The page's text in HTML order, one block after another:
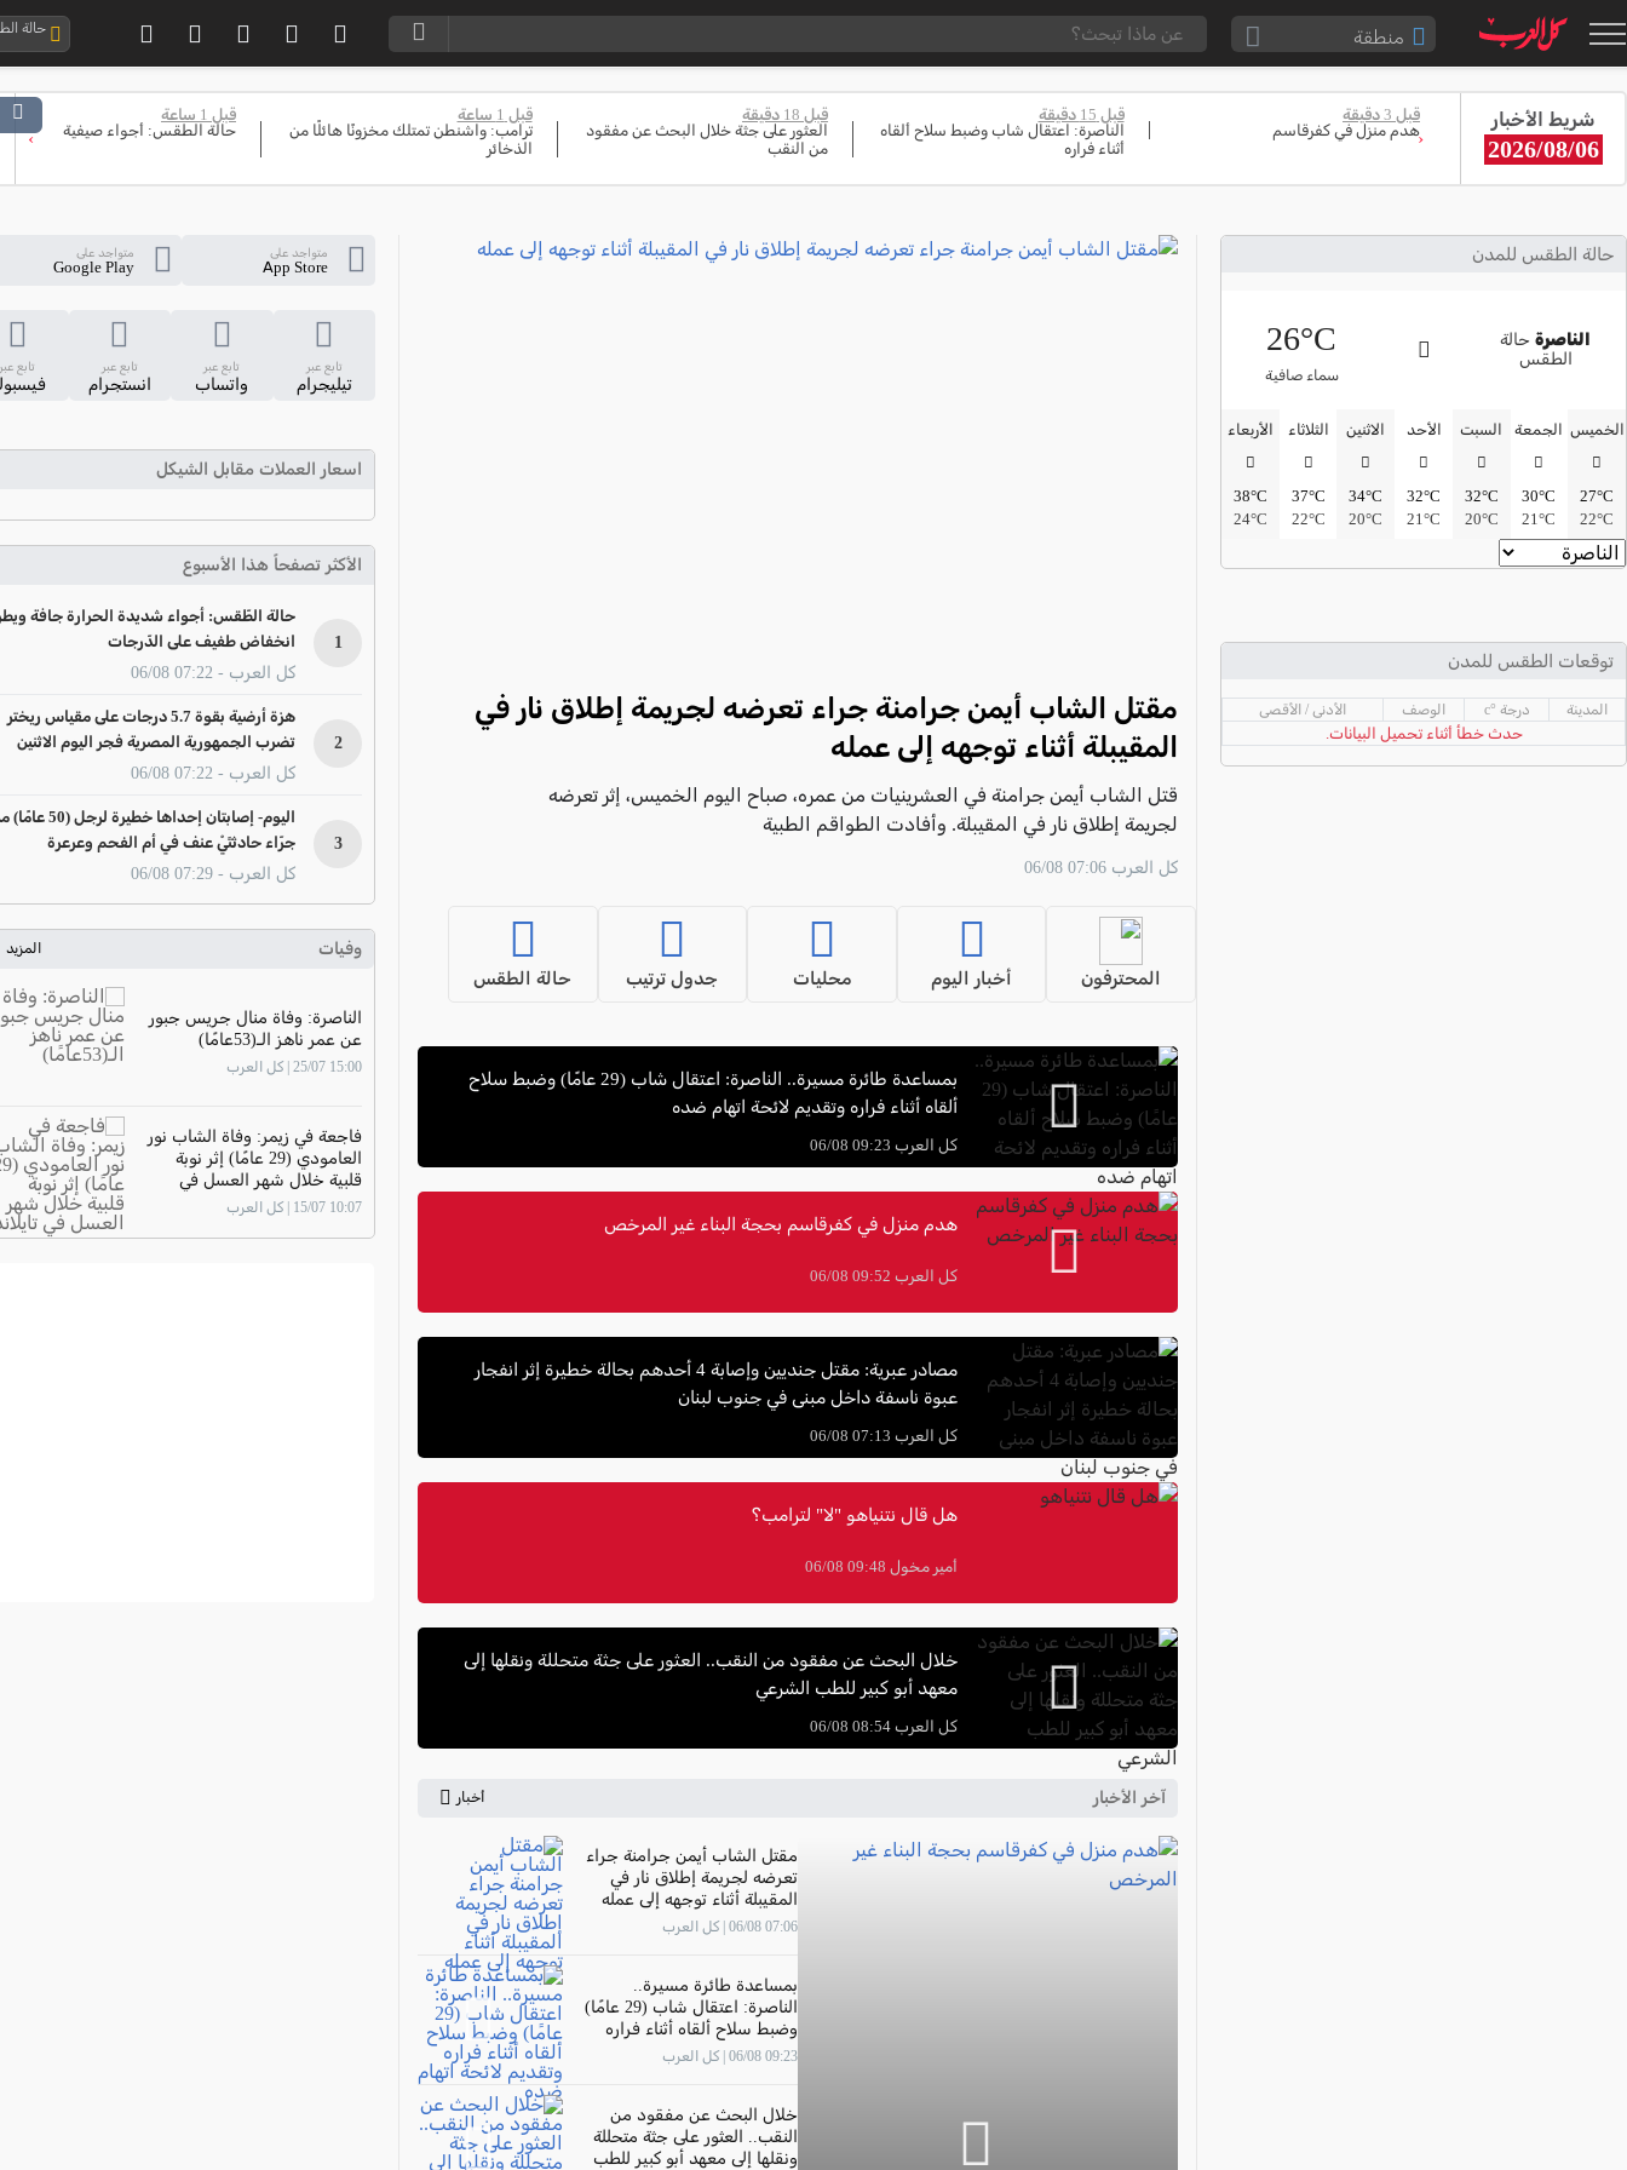
منطقة
القدس والقضاء
شفاعمرو والقضاء
الضفة الغربية
قطاع غزة
النقب
قرى المرج
المغار والقضاء
حالة
شريط الأخبار
2026/08/06
قبل 3 دقيقة
هدم منزل في كفرقاسم
قبل 15 دقيقة
الناصرة: اعتقال شاب وضبط سلاح ألقاه
أثناء فراره
قبل 18 دقيقة
العثور على جثة خلال البحث عن مفقود
من النقب
قبل 1 ساعة
ترامب: واشنطن تمتلك مخزونًا هائلًا من
الذخائر
قبل 1 ساعة
حالة الطقس: أجواء صيفية
‹
›
حالة الطقس للمدن
الناصرةحالة
الطقس
26°C
سماء صافية
الخميس
27°C
22°C
الجمعة
30°C
21°C
السبت
32°C
20°C
الأحد
32°C
21°C
الاثنين
34°C
20°C
الثلاثاء
37°C
22°C
الأربعاء
38°C
24°C
توقعات الطقس للمدن
المدينة درجة °c الوصف الأدنى / الأقصى
حدث خطأ أثناء تحميل البيانات.
مقتل الشاب أيمن جرامنة جراء تعرضه لجريمة إطلاق نار في
المقيبلة أثناء توجهه إلى عمله
قتل الشاب أيمن جرامنة في العشرينيات من عمره، صباح اليوم الخميس، إثر تعرضه
لجريمة إطلاق نار في المقيبلة. وأفادت الطواقم الطبية
كل العرب 07:06 06/08
المحترفون أخبار اليوم محليات جدول ترتيب حالة الطقس
بمساعدة طائرة مسيرة.. الناصرة: اعتقال شاب (29 عامًا) وضبط سلاح
ألقاه أثناء فراره وتقديم لائحة اتهام ضده
كل العرب 09:23 06/08
هدم منزل في كفرقاسم بحجة البناء غير المرخص
كل العرب 09:52 06/08
مصادر عبرية: مقتل جنديين وإصابة 4 أحدهم بحالة خطيرة إثر انفجار
عبوة ناسفة داخل مبنى في جنوب لبنان
كل العرب 07:13 06/08
هل قال نتنياهو "لا" لترامب؟
أمير مخول 09:48 06/08
خلال البحث عن مفقود من النقب.. العثور على جثة متحللة ونقلها إلى
معهد أبو كبير للطب الشرعي
كل العرب 08:54 06/08
آخر الأخبار أخبار
مقتل الشاب أيمن جرامنة جراء
تعرضه لجريمة إطلاق نار في
المقيبلة أثناء توجهه إلى عمله
07:06 06/08 | كل العرب
بمساعدة طائرة مسيرة..
الناصرة: اعتقال شاب (29 عامًا)
وضبط سلاح ألقاه أثناء فراره
وتقديم لائحة اتهام ضده
09:23 06/08 | كل العرب
خلال البحث عن مفقود من
النقب.. العثور على جثة متحللة
ونقلها إلى معهد أبو كبير للطب
متواجد على
App Store
متواجد على
Google Play
تابع عبر
تيليجرام
تابع عبر
واتساب
تابع عبر
انستجرام
تابع عبر
اسعار العملات مقابل الشيكل
الأكثر تصفحاً هذا الأسبوع
1
حالة الطّقس: أجواء شديدة الحرارة جافة
انخفاض طفيف على الدّرجات
كل العرب - 07:22 06/08
2
هزة أرضية بقوة 5.7 درجات على مقياس ريختر
تضرب الجمهورية المصرية فجر اليوم الاثنين
كل العرب - 07:22 06/08
3
اليوم- إصابتان إحداها خطيرة لرجل
جرّاء حادثتَيْ عنف في أم الفحم وعرعرة
كل العرب - 07:29 06/08
وفيات المزيد
الناصرة: وفاة منال جريس جبور
عن عمر ناهز الـ(53عامًا)
15:00 25/07 | كل العرب
فاجعة في زيمر: وفاة الشاب نور
العامودي (29 عامًا) إثر نوبة
قلبية خلال شهر العسل في
تايلاند
10:07 15/07 | كل العرب